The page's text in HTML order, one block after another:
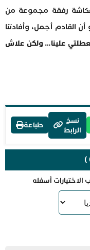
عكاشة رفقة مجموعة من
القادم أجمل، وأفادتنا
علينا… ولكن علاش
نسخ
الرابط
طباعة
أسفله